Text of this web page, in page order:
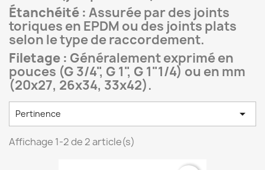
Étanchéité : Assurée par des joints
toriques en EPDM ou des joints plats
selon le type de raccordement.
Filetage : Généralement exprimé en
pouces (G 3/4", G 1", G 1"1/4) ou en mm
(20x27, 26x34, 33x42).
Pertinence 
Affichage 1-2 de 2 article(s)